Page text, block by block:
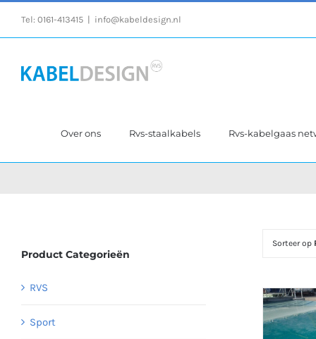
Tel: 0161-413415 info@kabeldesign.nl
Over ons Rvs-staalkabels Rvs-kabelgaas
Sorteer op
Product Categorieën
RVS
Sport